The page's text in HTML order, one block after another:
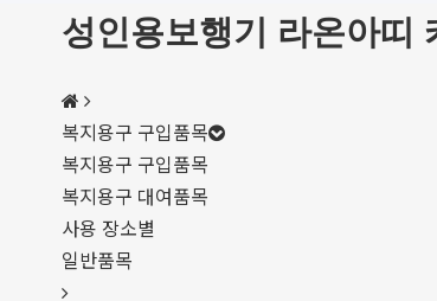
성인용보행기 라온아띠
복지용구 구입품목
복지용구 구입품목
복지용구 대여품목
사용 장소별
일반품목